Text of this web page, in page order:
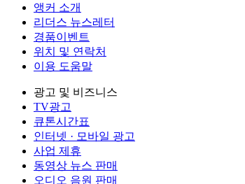
앵커 소개
리더스 뉴스레터
경품이벤트
위치 및 연락처
이용 도움말
광고 및 비즈니스
TV광고
큐톤시간표
인터넷 · 모바일 광고
사업 제휴
동영상 뉴스 판매
오디오 음원 판매